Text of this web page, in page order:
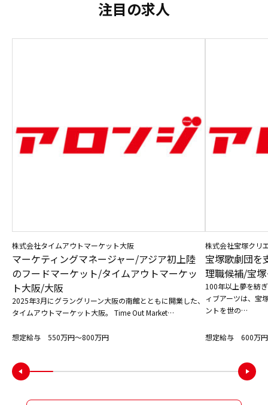
注目の求人
株式会社タイムアウトマーケット大阪
マーケティングマネージャー/アジア初上陸
のフードマーケット/タイムアウトマーケッ
ト大阪/大阪
2025年3月にグラングリーン大阪の南館とともに開業した、
タイムアウトマーケット大阪。 Time Out Market…
想定給与 550万円〜800万円
株式会社宝塚クリ
宝塚歌劇団を
理職候補/宝
100年以上夢を紡
ィブアーツは、宝
ントを世の…
想定給与 600万